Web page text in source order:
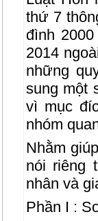
thứ 7
đình
2014
những
sung một
vì mục
nhóm
Nhằm
nói riêng
nhân và
Phần I :